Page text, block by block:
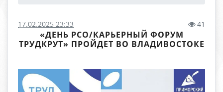
17.02.2025 23:33 41
«ДЕНЬ РСО/КАРЬЕРНЫЙ ФОРУМ
ТРУДКРУТ» ПРОЙДЕТ ВО ВЛАДИВОСТОКЕ